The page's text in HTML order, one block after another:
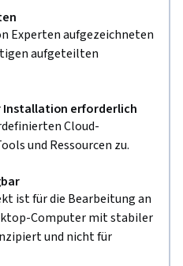
Experten aufgezeichneten
aufgeteilten
Installation erforderlich
Cloud-
und Ressourcen zu.
ist für die Bearbeitung an
Computer mit stabiler
und nicht für